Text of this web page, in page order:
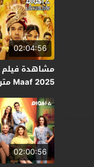
02:04:56
Maaf 2025 مترجم
02:00:56